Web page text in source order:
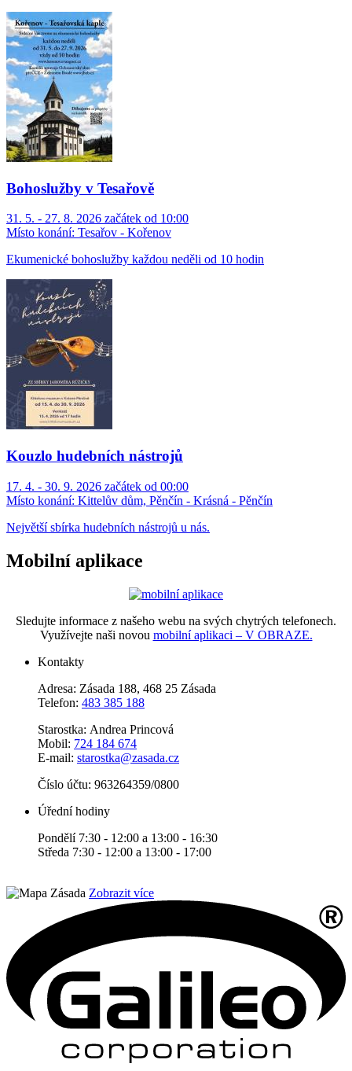
Bohoslužby v Tesařově
31. 5. - 27. 8. 2026 začátek od 10:00
Místo konání: Tesařov - Kořenov
Ekumenické bohoslužby každou neděli od 10 hodin
Kouzlo hudebních nástrojů
17. 4. - 30. 9. 2026 začátek od 00:00
Místo konání: Kittelův dům, Pěnčín - Krásná - Pěnčín
Největší sbírka hudebních nástrojů u nás.
Mobilní aplikace
Sledujte informace z našeho webu na svých chytrých telefonech.
Využívejte naši novou mobilní aplikaci – V OBRAZE.
Kontakty
Adresa: Zásada 188, 468 25 Zásada
Telefon: 483 385 188
Starostka: Andrea Princová
Mobil: 724 184 674
E-mail: starostka@zasada.cz
Číslo účtu: 963264359/0800
Úřední hodiny
Pondělí 7:30 - 12:00 a 13:00 - 16:30
Středa 7:30 - 12:00 a 13:00 - 17:00
Zobrazit více